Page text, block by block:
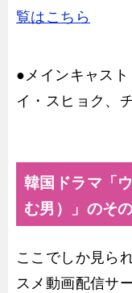
覧はこちら
●メインキャスト
イ・スヒョク、
韓国ドラマ「
む男）」のそ
ここでしか見ら
スメ動画配信サ